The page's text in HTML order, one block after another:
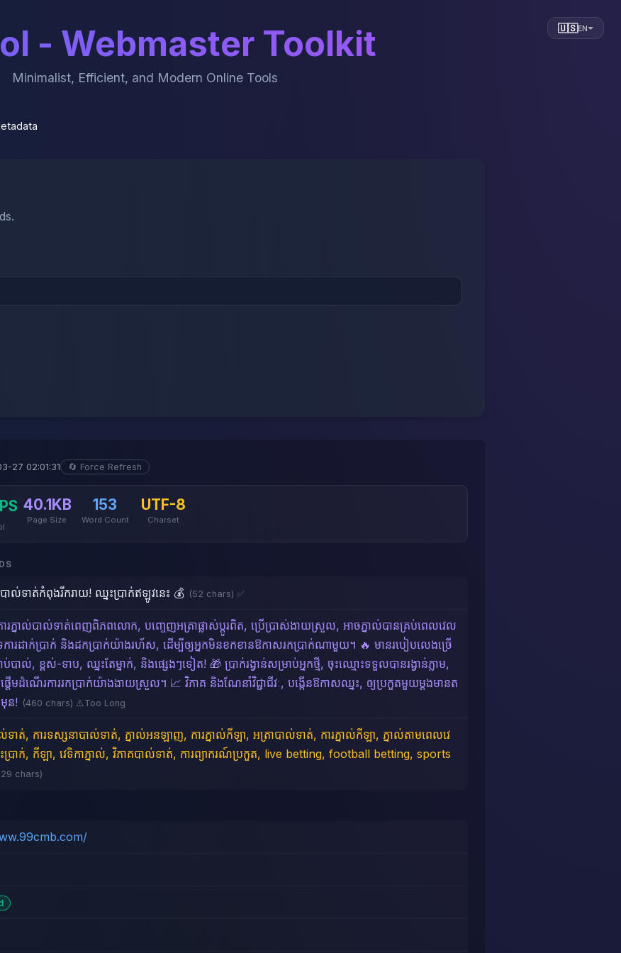
🇺🇸EN
- Webmaster Toolkit
Minimalist, Efficient, and Modern Online Tools
27 02:01:31 🔄 Force Refresh
40.1KB
Page Size
153
Word Count
UTF-8
Charset
បាល់ទាត់កំពុងរីករាយ! ឈ្នះប្រាក់ឥឡូវនេះ 💰 (52 chars) ✅
រភ្នាល់បាល់ទាត់ពេញពិភពលោក, បញ្ចេញអត្រាផ្លាស់ប្តូរពិត, ប្រើប្រាស់ងាយស្រួល, អាចភ្នាល់បានគ្រប់ពេលវេល
ារដាក់ប្រាក់ និងដកប្រាក់យ៉ាងរហ័ស, ដើម្បីឲ្យអ្នកមិនខកខានឱកាសរកប្រាក់ណាមួយ។ 🔥 មានរបៀបលេងច្រើ
បាល់, ខ្ពស់-ទាប, ឈ្នះតែម្នាក់, និងផ្សេងៗទៀត! 🎁 ប្រាក់រង្វាន់សម្រាប់អ្នកថ្មី, ចុះឈ្មោះទទួលបានរង្វាន់ភ្លាម,
ដើមដំណើរការរកប្រាក់យ៉ាងងាយស្រួល។ 📈 វិភាគ និងណែនាំវិជ្ជាជីវៈ, បង្កើនឱកាសឈ្នះ, ឲ្យប្រកួតមួយម្តងមានត
មុន!
(460 chars) ⚠️Too Long
ល់ទាត់, ការទស្សនាបាល់ទាត់, ភ្នាល់អនឡាញ, ការភ្នាល់កីឡា, អត្រាបាល់ទាត់, ការភ្នាល់កីឡា, ភ្នាល់តាមពេលវេ
រាក់, កីឡា, វេទិកាភ្នាល់, វិភាគបាល់ទាត់, ការព្យាករណ៍ប្រកួត, live betting, football betting, sports
chars)